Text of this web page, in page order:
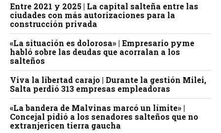
Entre 2021 y 2025 | La capital salteña entre las
ciudades con más autorizaciones para la
construcción privada
«La situación es dolorosa» | Empresario pyme
habló sobre las deudas que acorralan a los
salteños
Viva la libertad carajo | Durante la gestión Milei,
Salta perdió 313 empresas empleadoras
«La bandera de Malvinas marcó un límite» |
Concejal pidió a los senadores salteños que no
extranjericen tierra gaucha